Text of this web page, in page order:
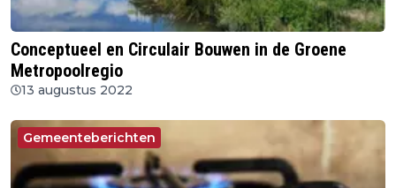
Conceptueel en Circulair Bouwen in de Groene
Metropoolregio
13 augustus 2022
Gemeenteberichten